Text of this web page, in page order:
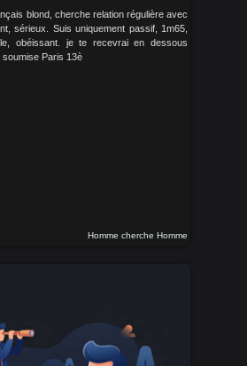
blond, cherche relation régulière avec
sérieux. Suis uniquement passif, 1m65,
obéissant. je te recevrai en dessous
Paris 13è
Homme cherche Homme